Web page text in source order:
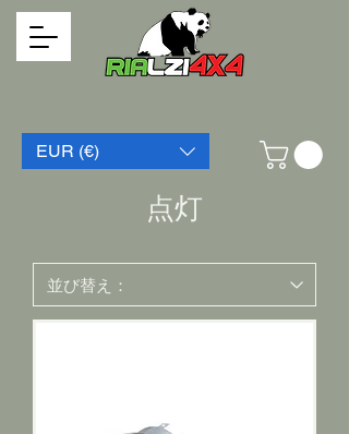
EUR (€)
点灯